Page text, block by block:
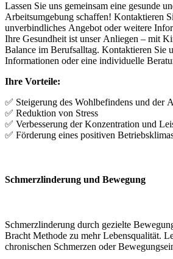
Lassen Sie uns gemeinsam eine gesunde
Arbeitsumgebung schaffen! Kontaktieren
unverbindliches Angebot oder weitere
Ihre Gesundheit ist unser Anliegen – mit
Balance im Berufsalltag. Kontaktieren Sie
Informationen oder eine individuelle
Ihre Vorteile:
✅ Steigerung des Wohlbefindens und der
✅ Reduktion von Stress
✅ Verbesserung der Konzentration und
✅ Förderung eines positiven
Schmerzlinderung und Bewegung
Schmerzlinderung durch gezielte
Bracht Methode zu mehr Lebensqualität.
chronischen Schmerzen oder